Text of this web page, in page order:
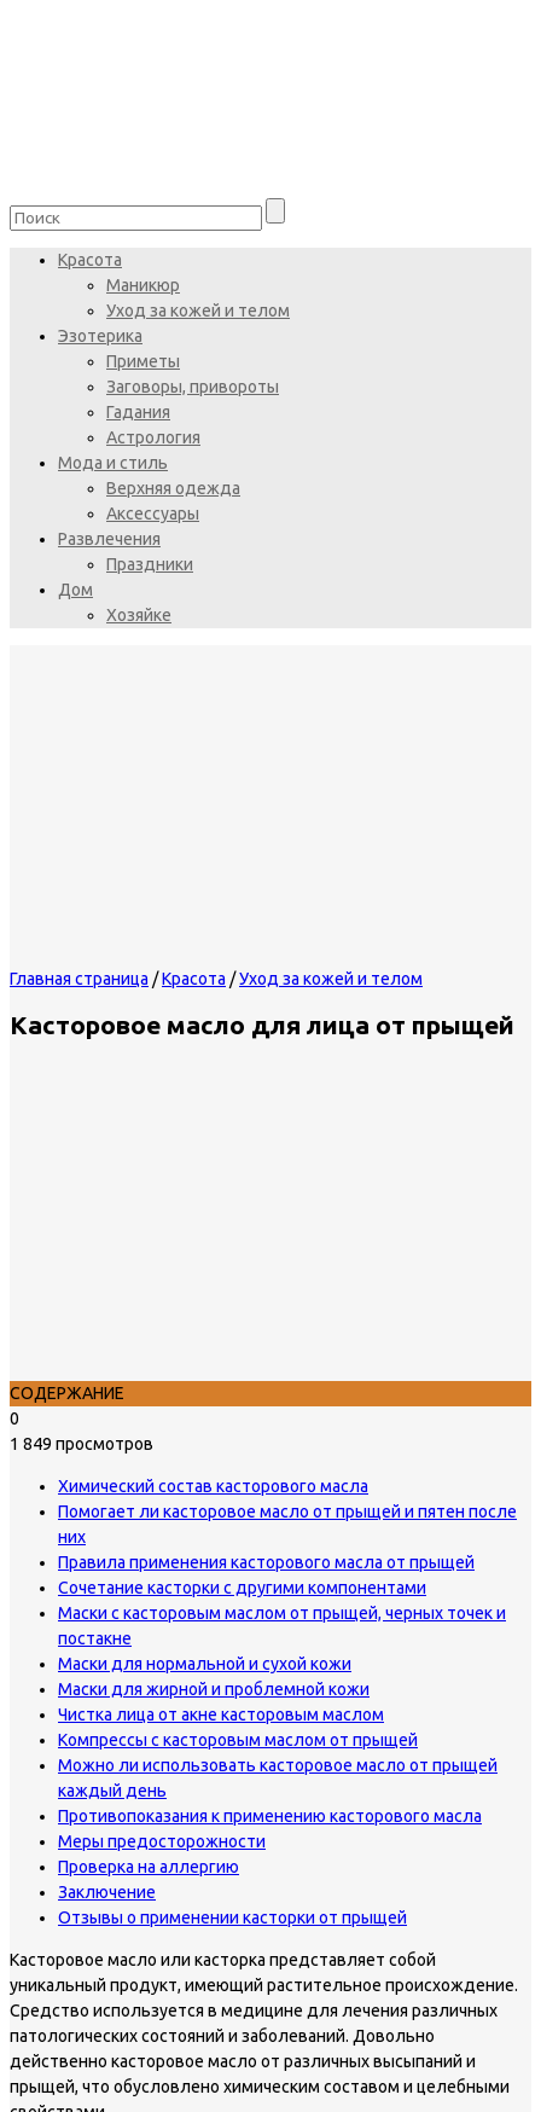
Красота
Маникюр
Уход за кожей и телом
Эзотерика
Приметы
Заговоры, привороты
Гадания
Астрология
Мода и стиль
Верхняя одежда
Аксессуары
Развлечения
Праздники
Дом
Хозяйке
Главная страница /Красота /Уход за кожей и телом
Касторовое масло для лица от прыщей
СОДЕРЖАНИЕ
0
1 849 просмотров
Химический состав касторового масла
Помогает ли касторовое масло от прыщей и пятен после
них
Правила применения касторового масла от прыщей
Сочетание касторки с другими компонентами
Маски с касторовым маслом от прыщей, черных точек и
постакне
Маски для нормальной и сухой кожи
Маски для жирной и проблемной кожи
Чистка лица от акне касторовым маслом
Компрессы с касторовым маслом от прыщей
Можно ли использовать касторовое масло от прыщей
каждый день
Противопоказания к применению касторового масла
Меры предосторожности
Проверка на аллергию
Заключение
Отзывы о применении касторки от прыщей
Касторовое масло или касторка представляет собой
уникальный продукт, имеющий растительное происхождение.
Средство используется в медицине для лечения различных
патологических состояний и заболеваний. Довольно
действенно касторовое масло от различных высыпаний и
прыщей, что обусловлено химическим составом и целебными